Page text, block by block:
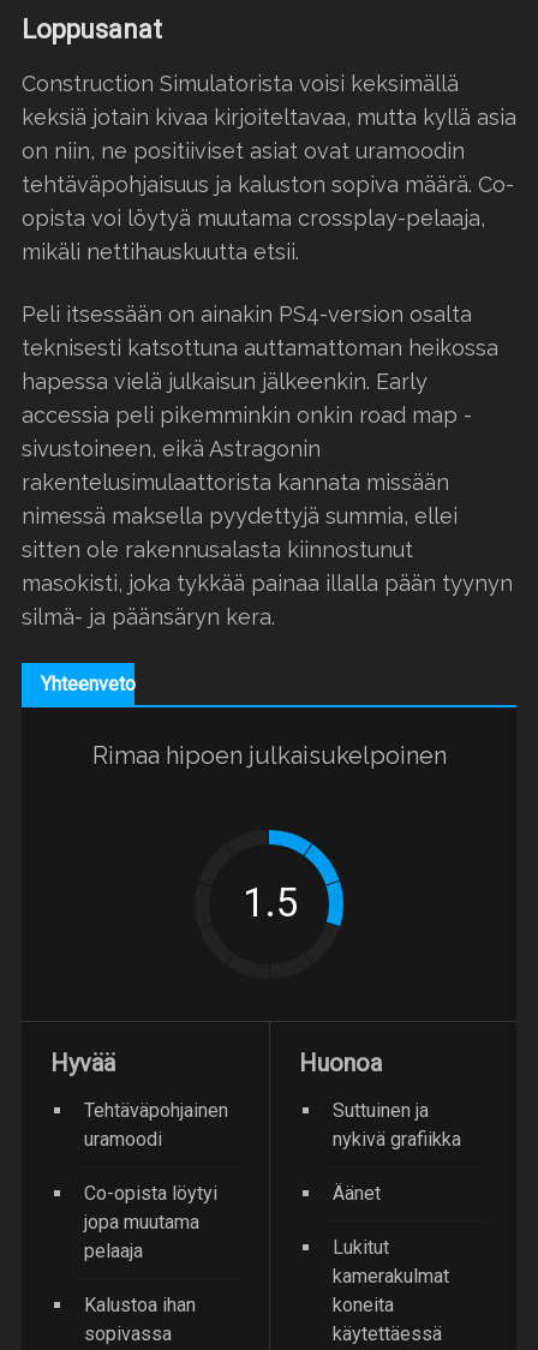
Loppusanat
Construction Simulatorista voisi keksimällä
keksiä jotain kivaa kirjoiteltavaa, mutta kyllä asia
on niin, ne positiiviset asiat ovat uramoodin
tehtäväpohjaisuus ja kaluston sopiva määrä. Co-
opista voi löytyä muutama crossplay-pelaaja,
mikäli nettihauskuutta etsii.
Peli itsessään on ainakin PS4-version osalta
teknisesti katsottuna auttamattoman heikossa
hapessa vielä julkaisun jälkeenkin. Early
accessia peli pikemminkin onkin road map -
sivustoineen, eikä Astragonin
rakentelusimulaattorista kannata missään
nimessä maksella pyydettyjä summia, ellei
sitten ole rakennusalasta kiinnostunut
masokisti, joka tykkää painaa illalla pään tyynyn
silmä- ja päänsäryn kera.
Yhteenveto
Rimaa hipoen julkaisukelpoinen
Hyvää
Tehtäväpohjainen
uramoodi
Co-opista löytyi
jopa muutama
pelaaja
Kalustoa ihan
sopivassa
Huonoa
Suttuinen ja
nykivä grafiikka
Äänet
Lukitut
kamerakulmat
koneita
käytettäessä